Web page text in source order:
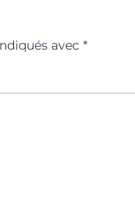
avec *